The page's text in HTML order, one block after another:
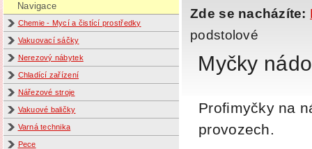
Navigace
Chemie - Mycí a čistící prostředky
Vakuovací sáčky
Nerezový nábytek
Chladící zařízení
Nářezové stroje
Vakuové baličky
Varná technika
Pece
Zde se nacházíte:
podstolové
Myčky
Profimyčky na
provozech.